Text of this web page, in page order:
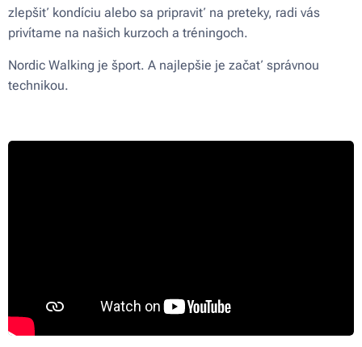
zlepšiť kondíciu alebo sa pripraviť na preteky, radi vás
privítame na našich kurzoch a tréningoch.
Nordic Walking je šport. A najlepšie je začať správnou
technikou.